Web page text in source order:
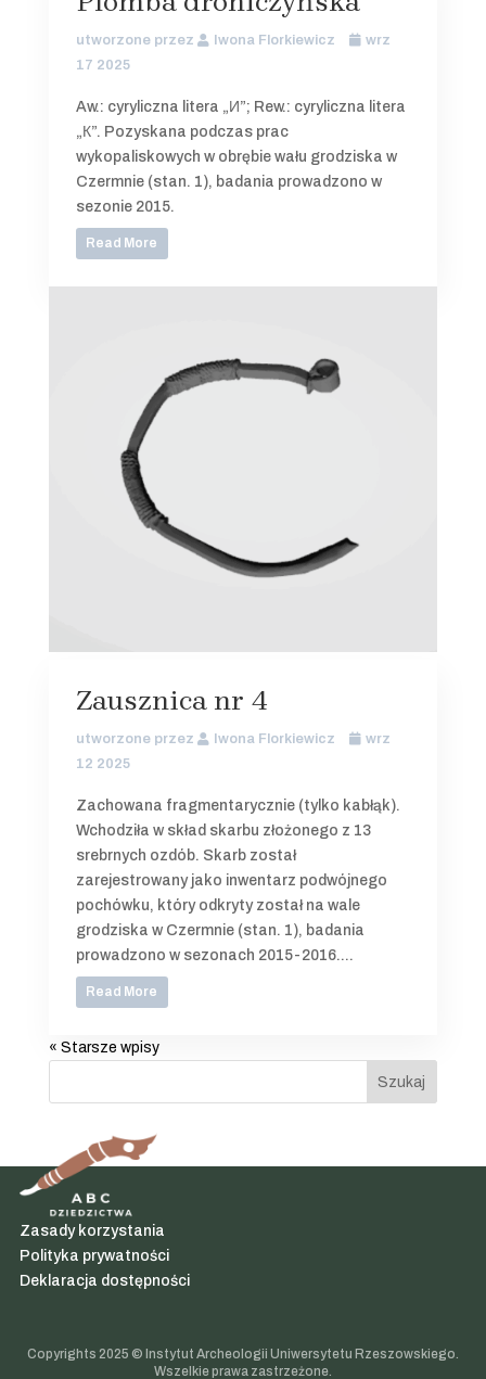
utworzone przez Iwona Florkiewicz
wrz
17 2025
Aw.: cyryliczna litera „И”; Rew.: cyryliczna litera
„К”. Pozyskana podczas prac
wykopaliskowych w obrębie wału grodziska w
Czermnie (stan. 1), badania prowadzono w
sezonie 2015.
Read More
Zausznica nr 4
utworzone przez Iwona Florkiewicz
wrz
12 2025
Zachowana fragmentarycznie (tylko kabłąk).
Wchodziła w skład skarbu złożonego z 13
srebrnych ozdób. Skarb został
zarejestrowany jako inwentarz podwójnego
pochówku, który odkryty został na wale
grodziska w Czermnie (stan. 1), badania
prowadzono w sezonach 2015-2016....
Read More
« Starsze wpisy
Szukaj
Zasady korzystania
Polityka prywatności
Deklaracja dostępności
Copyrights 2025 © Instytut Archeologii Uniwersytetu Rzeszowskiego.
Wszelkie prawa zastrzeżone.